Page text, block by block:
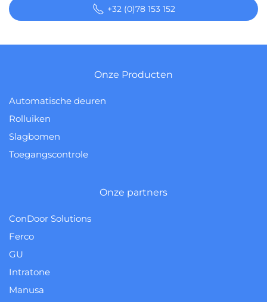
+32 (0)78 153 152
Onze Producten
Automatische deuren
Rolluiken
Slagbomen
Toegangscontrole
Onze partners
ConDoor Solutions
Ferco
GU
Intratone
Manusa